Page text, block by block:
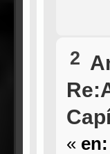
2
« en: